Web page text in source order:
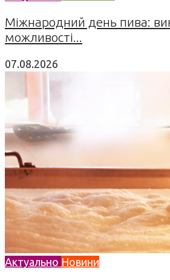
Міжнародний день пива:
можливості...
07.08.2026
Актуально Новини